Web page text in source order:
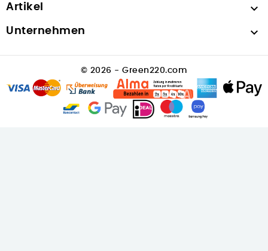
Artikel 
Unternehmen 
© 2026 - Green220.com